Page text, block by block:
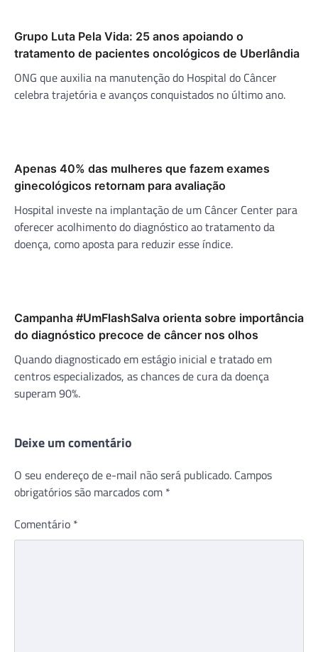
Grupo Luta Pela Vida: 25 anos apoiando o
tratamento de pacientes oncológicos de Uberlândia
ONG que auxilia na manutenção do Hospital do Câncer
celebra trajetória e avanços conquistados no último ano.
Apenas 40% das mulheres que fazem exames
ginecológicos retornam para avaliação
Hospital investe na implantação de um Câncer Center para
oferecer acolhimento do diagnóstico ao tratamento da
doença, como aposta para reduzir esse índice.
Campanha #UmFlashSalva orienta sobre importância
do diagnóstico precoce de câncer nos olhos
Quando diagnosticado em estágio inicial e tratado em
centros especializados, as chances de cura da doença
superam 90%.
Deixe um comentário
O seu endereço de e-mail não será publicado. Campos
obrigatórios são marcados com *
Comentário *